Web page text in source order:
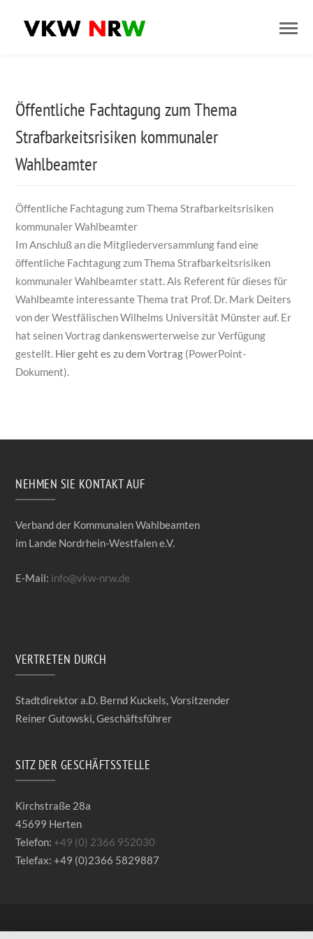
Öffentliche Fachtagung zum Thema
Strafbarkeitsrisiken kommunaler
Wahlbeamter
Öffentliche Fachtagung zum Thema Strafbarkeitsrisiken
kommunaler Wahlbeamter
Im Anschluß an die Mitgliederversammlung fand eine
öffentliche Fachtagung zum Thema Strafbarkeitsrisiken
kommunaler Wahlbeamter statt. Als Referent für dieses für
Wahlbeamte interessante Thema trat Prof. Dr. Mark Deiters
von der Westfälischen Wilhelms Universität Münster auf. Er
hat seinen Vortrag dankenswerterweise zur Verfügung
gestellt. Hier geht es zu dem Vortrag (PowerPoint-
Dokument).
NEHMEN SIE KONTAKT AUF
Verband der Kommunalen Wahlbeamten
im Lande Nordrhein-Westfalen e.V.
E-Mail: info@vkw-nrw.de
VERTRETEN DURCH
Stadtdirektor a.D. Bernd Kuckels, Vorsitzender
Reiner Gutowski, Geschäftsführer
SITZ DER GESCHÄFTSSTELLE
Kirchstraße 28a
45699 Herten
Telefon: +49 (0) 2366 952030
Telefax: +49 (0)2366 5829887